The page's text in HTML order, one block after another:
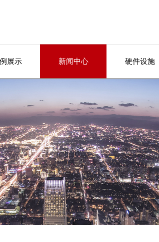
展示 新闻中心 硬件设施